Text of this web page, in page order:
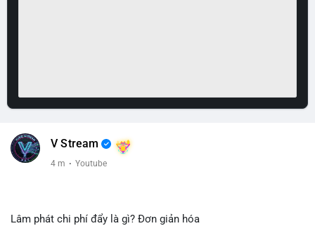
V Stream
4 m · Youtube
Lâm phát chi phí đẩy là gì? Đơn giản hóa